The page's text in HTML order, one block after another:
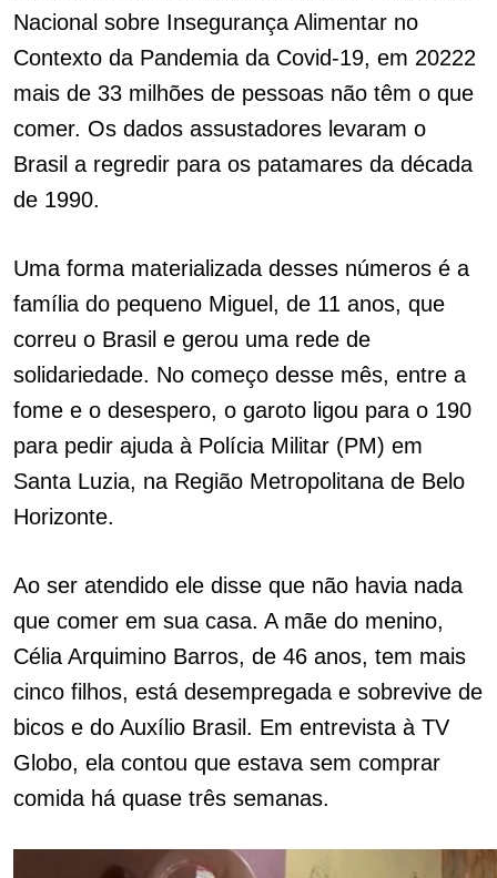
Nacional sobre Insegurança Alimentar no
Contexto da Pandemia da Covid-19, em 20222
mais de 33 milhões de pessoas não têm o que
comer. Os dados assustadores levaram o
Brasil a regredir para os patamares da década
de 1990.
Uma forma materializada desses números é a
família do pequeno Miguel, de 11 anos, que
correu o Brasil e gerou uma rede de
solidariedade. No começo desse mês, entre a
fome e o desespero, o garoto ligou para o 190
para pedir ajuda à Polícia Militar (PM) em
Santa Luzia, na Região Metropolitana de Belo
Horizonte.
Ao ser atendido ele disse que não havia nada
que comer em sua casa. A mãe do menino,
Célia Arquimino Barros, de 46 anos, tem mais
cinco filhos, está desempregada e sobrevive de
bicos e do Auxílio Brasil. Em entrevista à TV
Globo, ela contou que estava sem comprar
comida há quase três semanas.